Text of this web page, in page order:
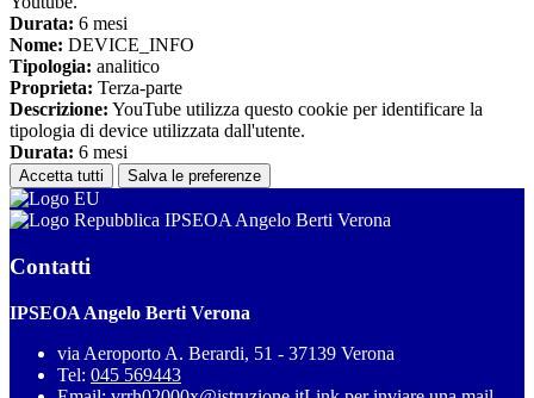
Durata: 6 mesi
Nome: DEVICE_INFO
Tipologia: analitico
Proprieta: Terza-parte
Descrizione: YouTube utilizza questo cookie per identificare la
tipologia di device utilizzata dall'utente.
Durata: 6 mesi
Accetta tutti Salva le preferenze
IPSEOA Angelo Berti Verona
Contatti
IPSEOA Angelo Berti Verona
via Aeroporto A. Berardi, 51 - 37139 Verona
Tel: 045 569443